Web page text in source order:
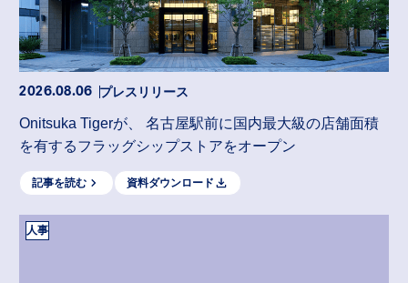
2026.08.06 プレスリリース
Onitsuka Tigerが、 名古屋駅前に国内最大級の店舗面積
を有するフラッグシップストアをオープン
記事を読む 資料ダウンロード
人事